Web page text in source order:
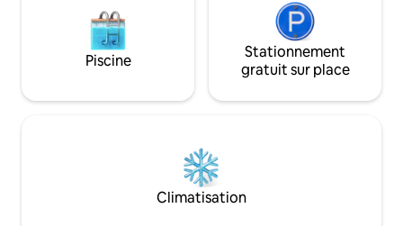
Piscine
Stationnement
gratuit sur place
Climatisation